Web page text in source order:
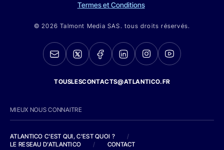
Termes et Conditions
© 2026 Talmont Media SAS. tous droits réservés.
TOUSLESCONTACTS@ATLANTICO.FR
MIEUX NOUS CONNAITRE
ATLANTICO C'EST QUI, C'EST QUOI ?
/
LE RESEAU D'ATLANTICO
/ CONTACT